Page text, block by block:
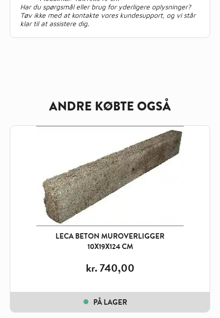
Har du spørgsmål eller brug for yderligere oplysninger?
Tøv ikke med at kontakte vores kundesupport, og vi står
klar til at assistere dig.
ANDRE KØBTE OGSÅ
LECA BETON MUROVERLIGGER
10X19X124 CM
kr.740,00
PÅ LAGER